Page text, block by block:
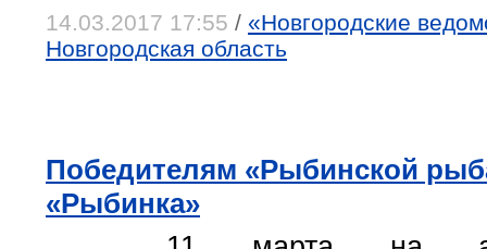
14.03.2017 17:55 / «Новгородские
Новгородская область
Победителям «Рыбинской
«Рыбинка»